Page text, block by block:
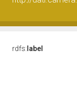
rdfs: label